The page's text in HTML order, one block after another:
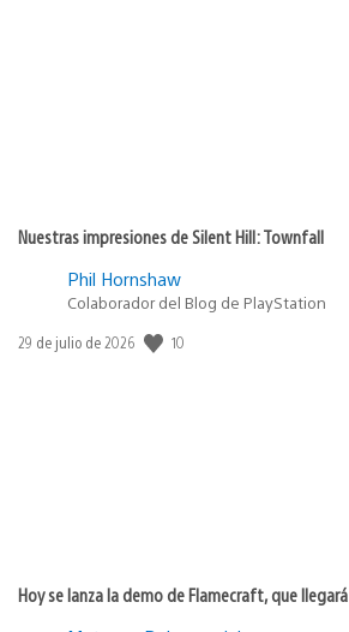
Nuestras impresiones de Silent Hill: Townfall
Phil Hornshaw
Colaborador del Blog de PlayStation
Fecha
29 de julio de 2026 10
Hoy se lanza la demo de Flamecraft, que